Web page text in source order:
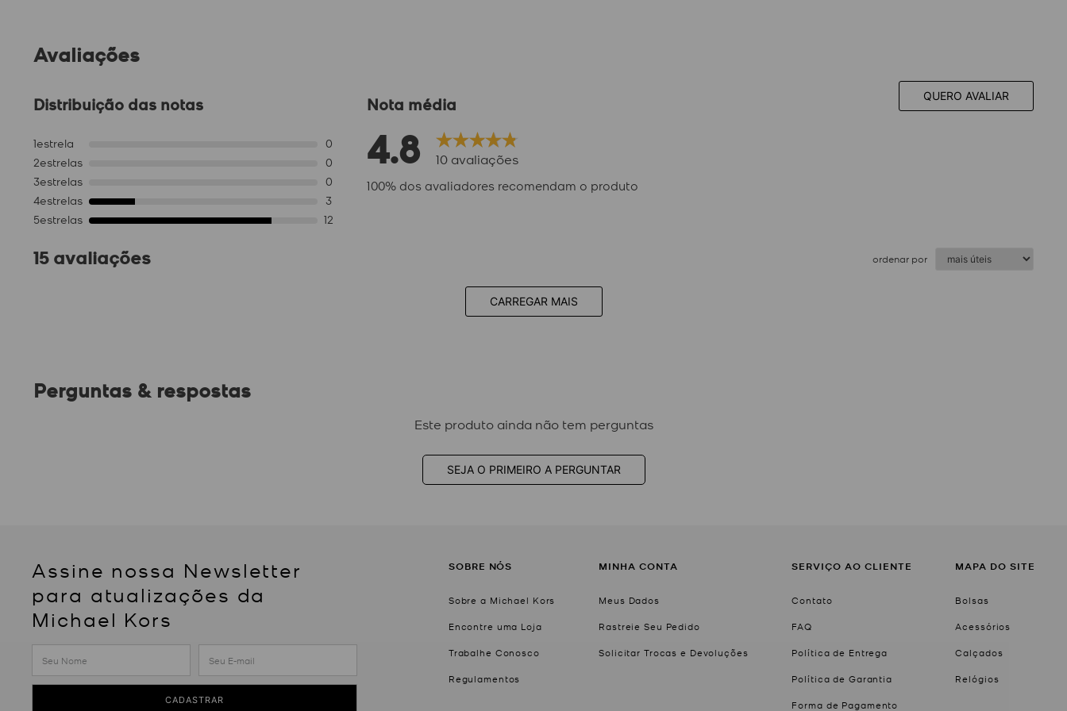
Avaliações
Distribuição das notas
1estrela
0
2estrelas
0
3estrelas
0
4estrelas
3
5estrelas 12
Nota média
4.8 10 avaliações
100% dos avaliadores recomendam o produto
QUERO AVALIAR
15 avaliações ordenar por
CARREGAR MAIS
Perguntas & respostas
Este produto ainda não tem perguntas
SEJA O PRIMEIRO A PERGUNTAR
Assine nossa Newsletter
para atualizações da
Michael Kors
CADASTRAR
SOBRE NÓS
Sobre a Michael Kors
Encontre uma Loja
Trabalhe Conosco
Regulamentos
MINHA CONTA
Meus Dados
Rastreie Seu Pedido
Solicitar Trocas e Devoluções
SERVIÇO AO CLIENTE
Contato
FAQ
Política de Entrega
Política de Garantia
Forma de Pagamento
MAPA DO SITE
Bolsas
Acessórios
Calçados
Relógios